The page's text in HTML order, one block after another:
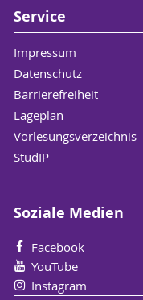
Service
Impressum
Datenschutz
Barrierefreiheit
Lageplan
Vorlesungsverzeichnis
StudIP
Soziale Medien
Facebook
YouTube
Instagram